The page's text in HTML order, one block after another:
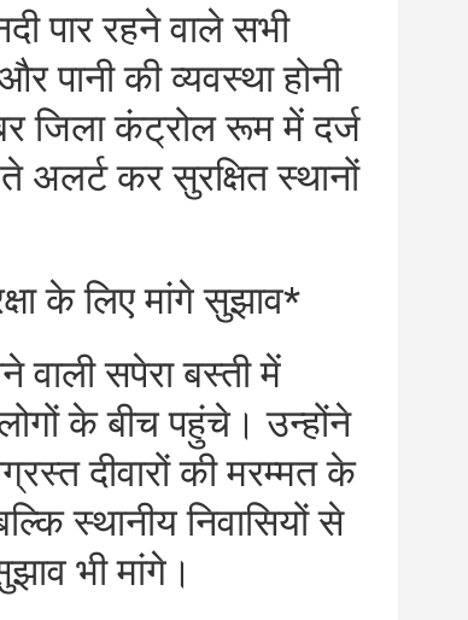
पार रहने वाले सभी
पानी की व्यवस्था होनी
जिला कंट्रोल रूम में दर्ज
अलर्ट कर सुरक्षित स्थानों
के लिए मांगे सुझाव*
सपेरा बस्ती में
के बीच पहुंचे। उन्होंने
दीवारों की मरम्मत के
स्थानीय निवासियों से
भी मांगे।